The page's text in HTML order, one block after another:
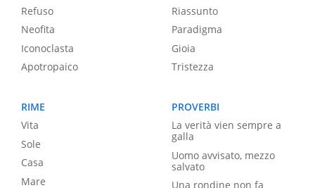
Refuso
Neofita
Iconoclasta
Apotropaico
Riassunto
Paradigma
Gioia
Tristezza
RIME
Vita
Sole
Casa
Mare
PROVERBI
La verità vien sempre a
galla
Uomo avvisato, mezzo
salvato
Una rondine non fa